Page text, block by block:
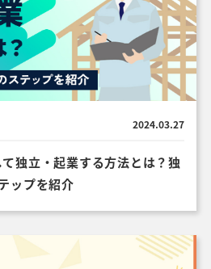
2024.03.27
独立・起業する方法とは？独
ップを紹介